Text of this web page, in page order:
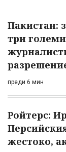
Пакистан:
три
преди 6 мин
Ройтерс:
жестоко,